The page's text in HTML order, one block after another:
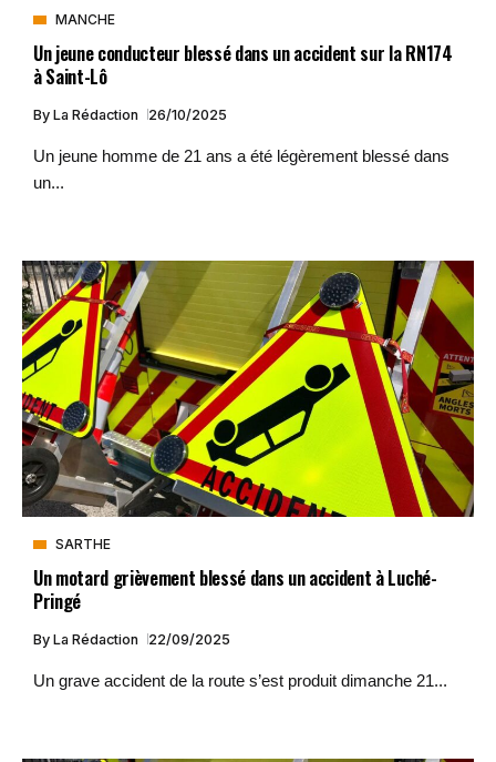
MANCHE
Un jeune conducteur blessé dans un accident sur la RN174
à Saint-Lô
By La Rédaction 26/10/2025
Un jeune homme de 21 ans a été légèrement blessé dans
un...
SARTHE
Un motard grièvement blessé dans un accident à Luché-
Pringé
By La Rédaction 22/09/2025
Un grave accident de la route s’est produit dimanche 21...